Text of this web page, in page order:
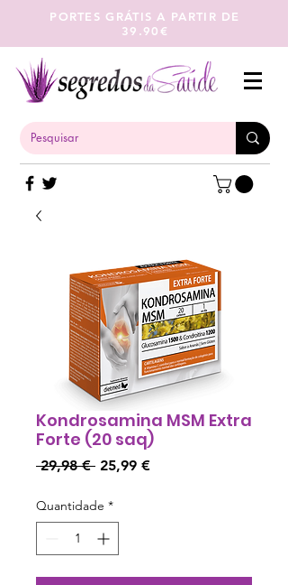
PORTES GRÁTIS A PARTIR DE
39.90€
Kondrosamina MSM Extra
Forte (20 saq)
29,98 € Preço
25,99 €Preço
Quantidade *